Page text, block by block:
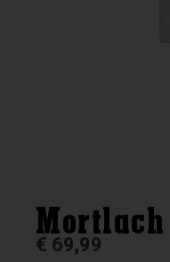
Mortlach
€ 69,99